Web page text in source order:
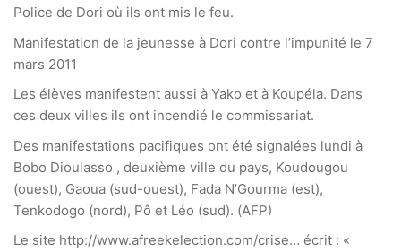
Police de Dori où ils ont mis le feu.
Manifestation de la jeunesse à Dori contre l’impunité le 7
mars 2011
Les élèves manifestent aussi à Yako et à Koupéla. Dans
ces deux villes ils ont incendié le commissariat.
Des manifestations pacifiques ont été signalées lundi à
Bobo Dioulasso , deuxième ville du pays, Koudougou
(ouest), Gaoua (sud-ouest), Fada N’Gourma (est),
Tenkodogo (nord), Pô et Léo (sud). (AFP)
Le site http://www.afreekelection.com/crise… écrit : «